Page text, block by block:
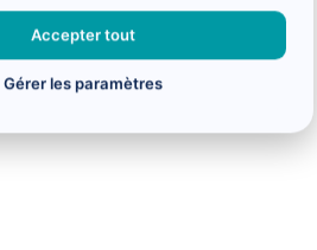
Accepter tout
Gérer les paramètres